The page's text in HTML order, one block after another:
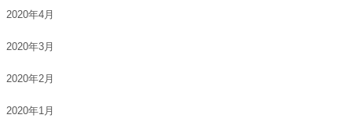
2020年4月
2020年3月
2020年2月
2020年1月